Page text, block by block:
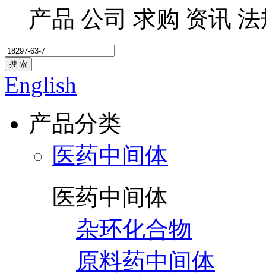
产品 公司 求购 资讯 法
搜 索
English
产品分类
医药中间体
医药中间体
杂环化合物
原料药中间体